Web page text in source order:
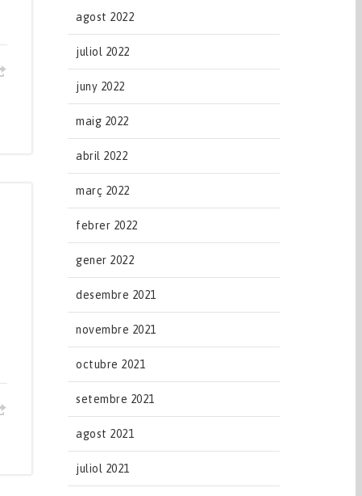
agost 2022
juliol 2022
juny 2022
maig 2022
abril 2022
març 2022
febrer 2022
gener 2022
desembre 2021
novembre 2021
octubre 2021
setembre 2021
agost 2021
juliol 2021